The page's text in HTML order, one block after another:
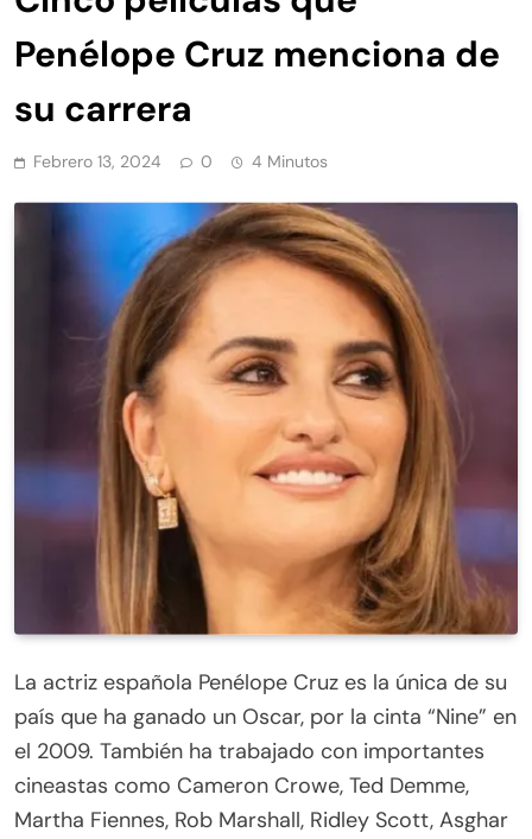
Penélope Cruz menciona de
su carrera
Febrero 13, 2024 0 4 Minutos
La actriz española Penélope Cruz es la única de su
país que ha ganado un Oscar, por la cinta “Nine” en
el 2009. También ha trabajado con importantes
cineastas como Cameron Crowe, Ted Demme,
Martha Fiennes, Rob Marshall, Ridley Scott, Asghar